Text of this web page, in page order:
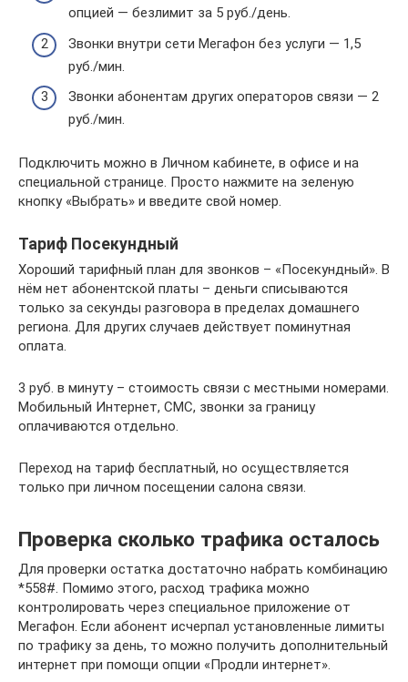
опцией — безлимит за 5 руб./день.
Звонки внутри сети Мегафон без услуги — 1,5
руб./мин.
Звонки абонентам других операторов связи — 2
руб./мин.
Подключить можно в Личном кабинете, в офисе и на
специальной странице. Просто нажмите на зеленую
кнопку «Выбрать» и введите свой номер.
Тариф Посекундный
Хороший тарифный план для звонков – «Посекундный». В
нём нет абонентской платы – деньги списываются
только за секунды разговора в пределах домашнего
региона. Для других случаев действует поминутная
оплата.
3 руб. в минуту – стоимость связи с местными номерами.
Мобильный Интернет, СМС, звонки за границу
оплачиваются отдельно.
Переход на тариф бесплатный, но осуществляется
только при личном посещении салона связи.
Проверка сколько трафика осталось
Для проверки остатка достаточно набрать комбинацию
*558#. Помимо этого, расход трафика можно
контролировать через специальное приложение от
Мегафон. Если абонент исчерпал установленные лимиты
по трафику за день, то можно получить дополнительный
интернет при помощи опции «Продли интернет».